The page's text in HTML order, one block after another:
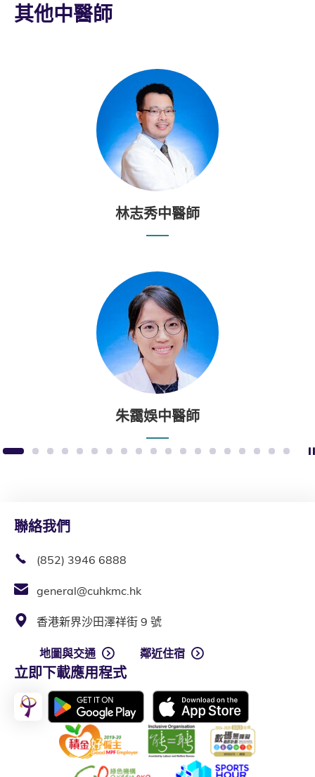
其他中醫師
林志秀中醫師
朱靄娛中醫師
1 2 3 4 5 6 7 8 9 10 11 12 13 14 15 16 17 18 19
聯絡我們
(852) 3946 6888
general@cuhkmc.hk
香港新界沙田澤祥街 9 號
地圖與交通 鄰近住宿
立即下載應用程式